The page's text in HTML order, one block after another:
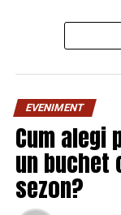
judeţeni au
retragere a
Liviu Dragnea, au
participante la
Printre liderii
EVENIMENT
Cum alegi
un buchet
sezon?